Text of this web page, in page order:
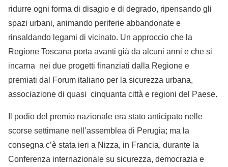
ridurre ogni forma di disagio e di degrado, ripensando gli
spazi urbani, animando periferie abbandonate e
rinsaldando legami di vicinato. Un approccio che la
Regione Toscana porta avanti già da alcuni anni e che si
incarna nei due progetti finanziati dalla Regione e
premiati dal Forum italiano per la sicurezza urbana,
associazione di quasi cinquanta città e regioni del Paese.
Il podio del premio nazionale era stato anticipato nelle
scorse settimane nell’assemblea di Perugia; ma la
consegna c’è stata ieri a Nizza, in Francia, durante la
Conferenza internazionale su sicurezza, democrazia e